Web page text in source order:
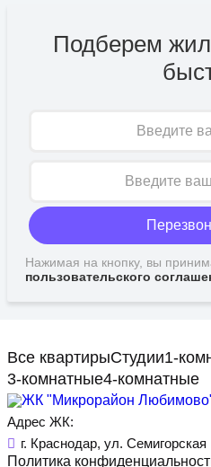
Подберем
Нажимая на кнопку, вы
пользовательского
Все квартирыСтудии1-
3-комнатные4-комнатные
Адрес ЖК:
г. Краснодар, ул. Семигорская
Политика